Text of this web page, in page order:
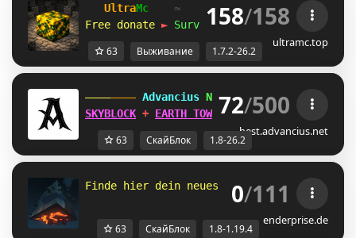
UltraMc ≈ 1.7.2 — 26.2 ≈
Free donate ► Survival • SkyBlock •
158/158
ultramc.top
63 Выживание 1.7.2-26.2
Advancius Network [1.8 - 26.2]
SKYBLOCK + EARTH TOWNY UPDATES OUT NOW
72/500
best.advancius.net
63 СкайБлок 1.8-26.2
Finde hier dein neues Zuhause - ۩ 0/111
enderprise.de
63 СкайБлок 1.8-1.19.4